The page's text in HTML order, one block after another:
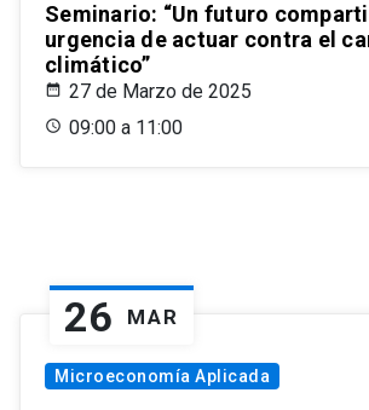
Seminario: “Un futuro
urgencia de actuar contra el
climático”
27 de Marzo de 2025
09:00 a 11:00
26 MAR
Microeconomía Aplicada